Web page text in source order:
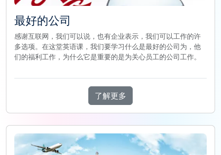
最好的公司
感谢互联网，我们可以说，也有企业表示，我们可以工作的许
多选项。在这堂英语课，我们要学习什么是最好的公司为，他
们的福利工作，为什么它是重要的是为关心员工的公司工作。
了解更多